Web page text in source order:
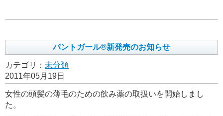
パントガール®新発売のお知らせ
カテゴリ： 未分類
2011年05月19日
女性の頭髪の薄毛のための飲み薬の取扱いを開始しまし
た。